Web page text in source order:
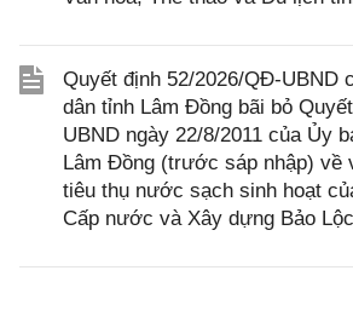
Quyết định 52/2026/QĐ-UBND
dân tỉnh Lâm Đồng bãi bỏ
UBND ngày 22/8/2011 của Ủy
Lâm Đồng (trước sáp nhập) về
tiêu thụ nước sạch sinh hoạt
Cấp nước và Xây dựng Bảo Lộc